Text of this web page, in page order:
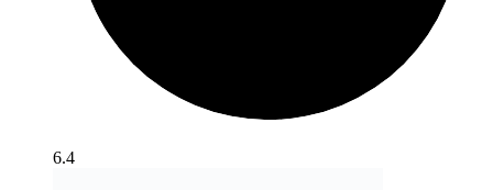
6.4